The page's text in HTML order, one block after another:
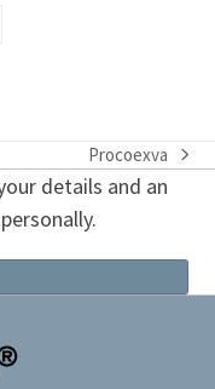
next
post:
Procoexva
details and an